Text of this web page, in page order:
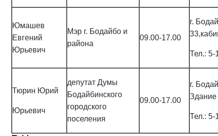
Юмашев
Евгений
Юрьевич
Мэр г. Бодайбо и
района
09.00-17.00
г.
Тел.: 5-
Тюрин Юрий
Юрьевич
депутат Думы
Бодайбинского
городского
поселения
09.00-17.00
г.
Тел.: 5-